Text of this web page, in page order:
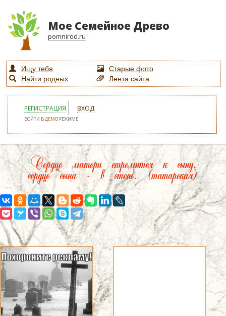
Мое Семейное Древо
pomnirod.ru
Ищу тебя
Старые фото
Найти родных
Лента сайта
РЕГИСТРАЦИЯ ВХОД
ВОЙТИ ВДЕМО РЕЖИМЕ
Сердце матери стремится к сыну,
сердце сына - в степь. (татарская)